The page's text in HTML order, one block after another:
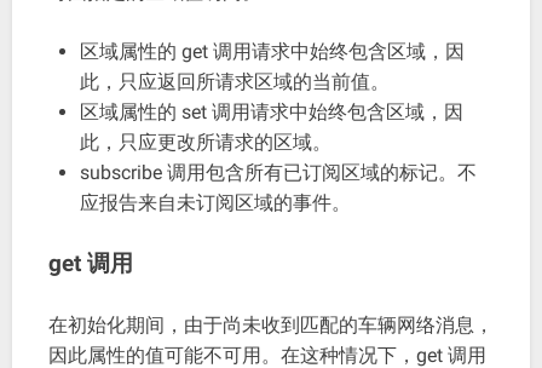
区域属性的 get 调用请求中始终包含区域，因
此，只应返回所请求区域的当前值。
区域属性的 set 调用请求中始终包含区域，因
此，只应更改所请求的区域。
subscribe 调用包含所有已订阅区域的标记。不
应报告来自未订阅区域的事件。
get 调用
在初始化期间，由于尚未收到匹配的车辆网络消息，
因此属性的值可能不可用。在这种情况下，get 调用